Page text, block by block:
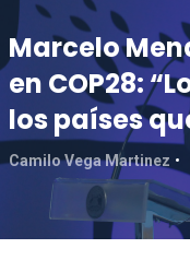
Marcelo
en COP28:
los países
Camilo Vega Martinez